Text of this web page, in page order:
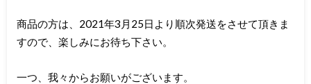
商品の方は、2021年3月25日より順次発送をさせて頂きま
すので、楽しみにお待ち下さい。
一つ、我々からお願いがございます。